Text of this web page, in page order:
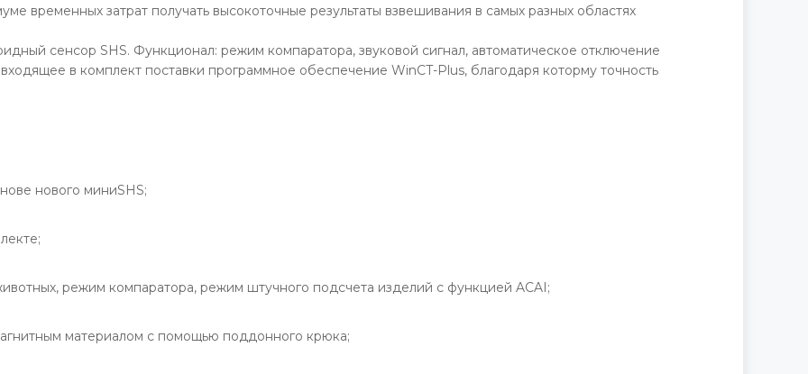
временных затрат получать высокоточные результаты взвешивания в самых разных областях
сенсор SHS. Функционал: режим компаратора, звуковой сигнал, автоматическое отключение
в комплект поставки программное обеспечение WinCT-Plus, благодаря которму точность
нового миниSHS;
режим компаратора, режим штучного подсчета изделий с функцией ACAI;
материалом с помощью поддонного крюка;